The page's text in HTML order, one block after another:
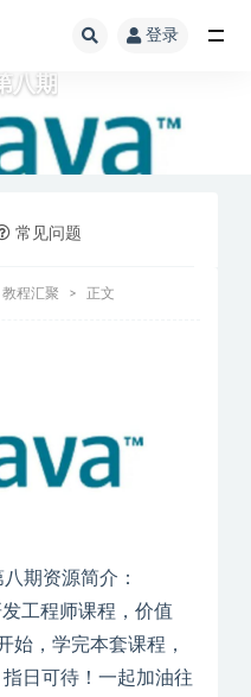
登录
八期
常见问题
教程汇聚 正文
期资源简介：
工程师课程，价值
始，学完本套课程，
日可待！一起加油往